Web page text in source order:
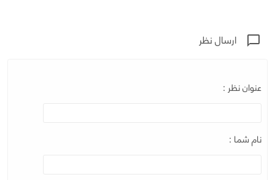
chat_bubble_outline ارسال نظر
عنوان نظر :
نام شما :